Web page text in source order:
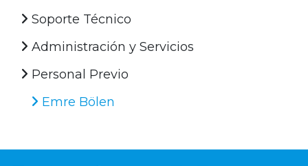
Soporte Técnico
Administración y Servicios
Personal Previo
Emre Bölen